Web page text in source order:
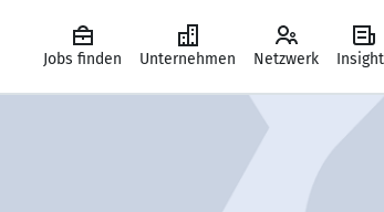
Jobs finden Unternehmen Netzwerk